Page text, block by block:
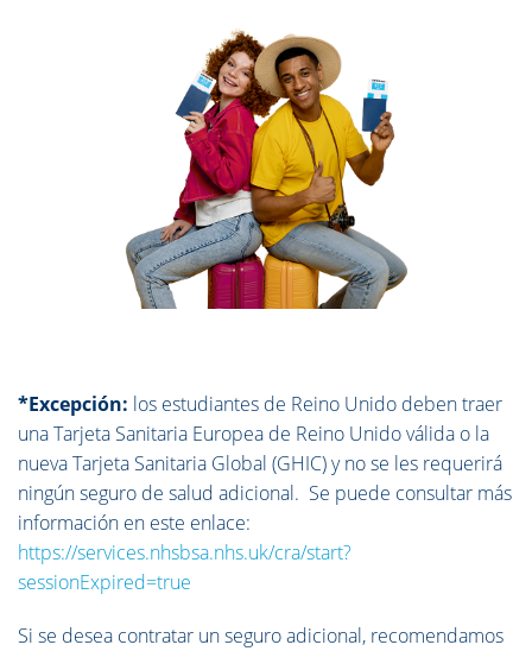
*Excepción: los estudiantes de Reino Unido deben traer
una Tarjeta Sanitaria Europea de Reino Unido válida o la
nueva Tarjeta Sanitaria Global (GHIC) y no se les requerirá
ningún seguro de salud adicional. Se puede consultar más
información en este enlace:
https://services.nhsbsa.nhs.uk/cra/start?
sessionExpired=true
Si se desea contratar un seguro adicional, recomendamos